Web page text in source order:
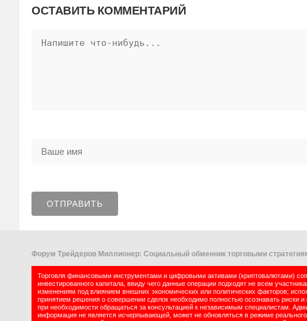
ОСТАВИТЬ КОММЕНТАРИЙ
Форум Трейдеров Миллионер: Социальный обменник торговыми
Торговля финансовыми инструментами и цифровыми активами (криптовалютами)
инвестированного капитала, ввиду чего данные операции подходят не всем
изменениям под влиянием внешних экономических или политических факторов;
принятием решения о совершении сделок необходимо полностью осознавать риски
при необходимости обращаться за консультацией к независимым специалистам.
информация не является исчерпывающей, может не обновляться в режиме